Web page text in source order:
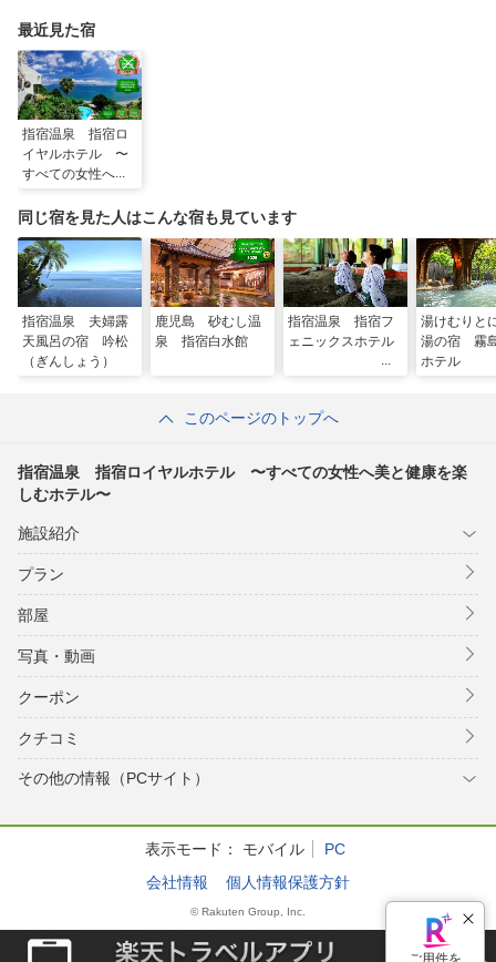
最近見た宿
指宿温泉 指宿ロ
イヤルホテル 〜
すべての女性へ美
テル〜
同じ宿を見た人はこんな宿も見ています
指宿温泉 夫婦露
天風呂の宿 吟松
（ぎんしょう）
鹿児島 砂むし温
泉 指宿白水館
指宿温泉 指宿フ
ェニックスホテル
湯けむりと
湯の宿 霧
ホテル
このページのトップへ
指宿温泉 指宿ロイヤルホテル 〜すべての女性へ美と健康を楽
しむホテル〜
施設紹介
プラン
部屋
写真・動画
クーポン
クチコミ
その他の情報（PCサイト）
表示モード： モバイル
PC
会社情報
個人情報保護方針
© Rakuten Group, Inc.
ご用件を